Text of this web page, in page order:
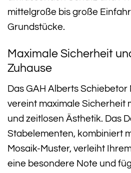
mittelgroße bis große
Grundstücke.
Maximale Sicherheit
Zuhause
Das GAH Alberts
vereint maximale Sicherheit
und zeitlosen Ästhetik. Das
Stabelementen, kombiniert
Mosaik-Muster, verleiht
eine besondere Note und